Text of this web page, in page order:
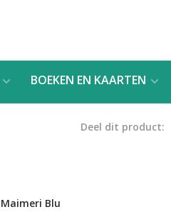
BOEKEN EN KAARTEN
Deel dit product:
Maimeri Blu